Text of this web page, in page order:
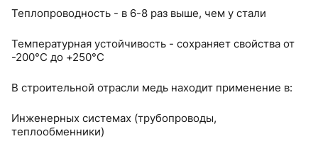
Теплопроводность - в 6-8 раз выше, чем у стали
Температурная устойчивость - сохраняет свойства от
-200°C до +250°C
В строительной отрасли медь находит применение в:
Инженерных системах (трубопроводы,
теплообменники)